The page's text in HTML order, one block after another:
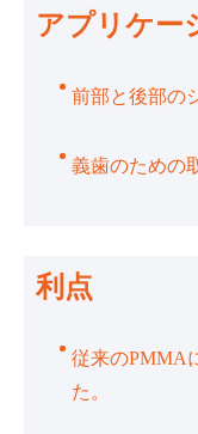
アプリケー
前部と後部の
義歯のための
利点
従来のPMMA
た。